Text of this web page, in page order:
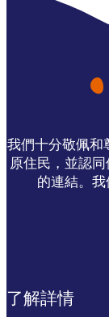
我們十分敬佩和
原住民，並認
的連結。我
了解詳情